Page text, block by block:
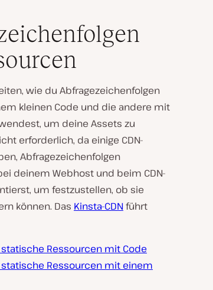
wie du Abfragezeichenfolgen
kleinen Code und die andere mit
um deine Assets zu
erforderlich, da einige CDN-
Abfragezeichenfolgen
deinem Webhost und beim CDN-
um festzustellen, ob sie
können. Das Kinsta-CDNführt
Ressourcen mit Code
Ressourcen mit einem